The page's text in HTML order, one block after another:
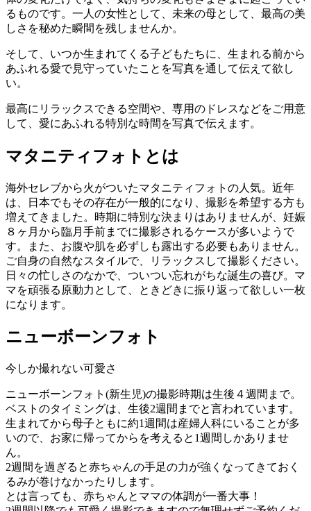
るものです。一人の女性として、未来の母として、最高の美
しさを秘めた瞬間を残しませんか。
そして、いつか生まれてくる子どもたちに、生まれる前から
あふれる愛で見守っていたことを写真を通して伝えて欲し
い。
最高にリラックスできる空間や、専用のドレスなどをご用意
して、愛にあふれる特別な時間を写真で伝えます。
マタニティフォトとは
海外セレブから火がついたマタニティフォトの人気。近年
は、日本でもその存在が一般的になり、撮影を希望する方も
増えてきました。時期に特別な決まりはありませんが、妊娠
８ヶ月から臨月手前までに撮影されるケースが多いようで
す。また、お腹や肌を必ずしも露出する必要もありません。
ご自身の自然なスタイルで、リラックスして撮影ください。
日々の忙しさのなかで、ついつい忘れがちな誕生の喜び。マ
マを頑張る原動力として、ときどきに振り返って欲しい一枚
になります。
ニューボーンフォト
今しか撮れない可愛さ
ニューボーンフォト(新生児)の撮影時期は生後４週間まで。
ベストのタイミングは、生後2週間までと言われています。
生まれてから母子ともに約1週間は産婦人科にいることが多
いので、お家に帰ってからを考えると1週間しかありませ
ん。
2週間を過ぎると赤ちゃんの手足の力が強くなってきておく
るみが巻けなかったりします。
とは言っても、赤ちゃんとママの体調が一番大事！